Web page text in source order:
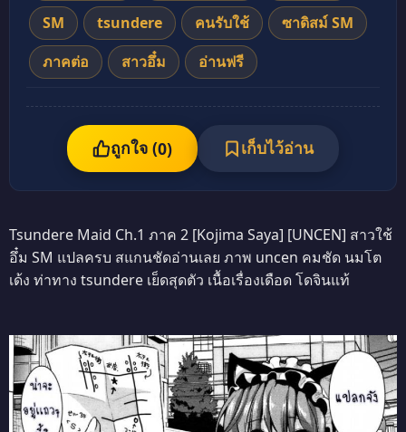
SM
tsundere คนรับใช้
ซาดิสม์ SM
ภาคต่อ
สาวอึ๋ม อ่านฟรี
ถูกใจ (0) เก็บไว้อ่าน
Tsundere Maid Ch.1 ภาค 2 [Kojima Saya] [UNCEN] สาวใช้
อึ๋ม SM แปลครบ สแกนชัดอ่านเลย ภาพ uncen คมชัด นมโต
เด้ง ท่าทาง tsundere เย็ดสุดตัว เนื้อเรื่องเดือด โดจินแท้